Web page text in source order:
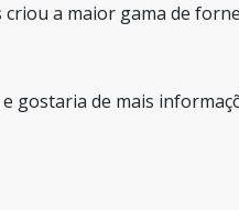
a maior gama de
gostaria de mais